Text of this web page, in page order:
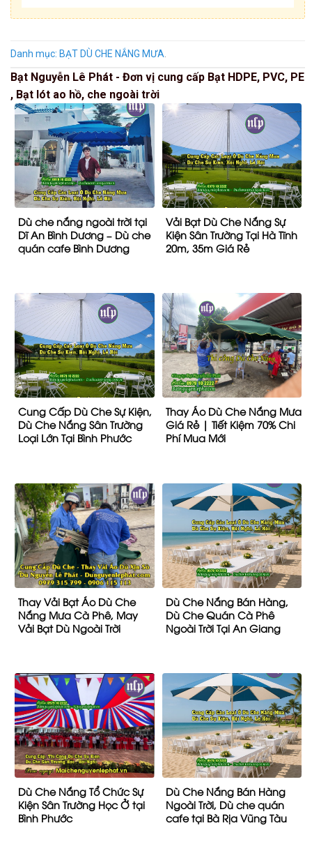
Danh mục: BẠT DÙ CHE NẮNG MƯA
Bạt Nguyễn Lê Phát - Đơn vị cung cấp Bạt HDPE, PVC, PE
, Bạt lót ao hồ, che ngoài trời
Dù che nắng ngoài trời tại
Dĩ An Bình Dương – Dù che
quán cafe Bình Dương
Vải Bạt Dù Che Nắng Sự
Kiện Sân Trường Tại Hà Tĩnh
20m, 35m Giá Rẻ
Cung Cấp Dù Che Sự Kiện,
Dù Che Nắng Sân Trường
Loại Lớn Tại Bình Phước
Thay Áo Dù Che Nắng Mưa
Giá Rẻ | Tiết Kiệm 70% Chi
Phí Mua Mới
Thay Vải Bạt Áo Dù Che
Nắng Mưa Cà Phê, May
Vải Bạt Dù Ngoài Trời
Dù Che Nắng Bán Hàng,
Dù Che Quán Cà Phê
Ngoài Trời Tại An Giang
Dù Che Nắng Tổ Chức Sự
Kiện Sân Trường Học Ở tại
Bình Phước
Dù Che Nắng Bán Hàng
Ngoài Trời, Dù che quán
cafe tại Bà Rịa Vũng Tàu